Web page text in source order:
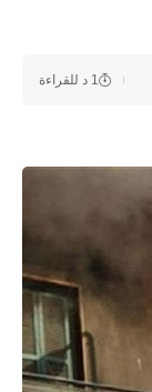
1 د للقراءة